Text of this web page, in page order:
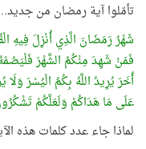
تأمّلوا آية رمضان من جديد..
شَهْرُ رَمَضَانَ الَّذِي أُنْزِلَ فِيهِ
فَمَنْ شَهِدَ مِنْكُمُ الشَّهْرَ
أُخَرَ يُرِيدُ اللَّهُ بِكُمُ الْيُسْرَ وَلَا
عَلَى مَا هَدَاكُمْ وَلَعَلَّكُمْ
لماذا جاء عدد كلمات هذه الآية 44